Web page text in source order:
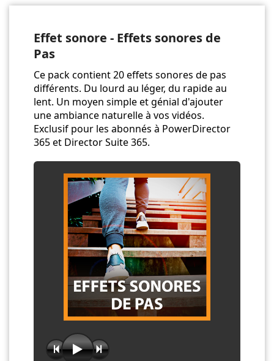
Effet sonore - Effets sonores de
Pas
Ce pack contient 20 effets sonores de pas
différents. Du lourd au léger, du rapide au
lent. Un moyen simple et génial d'ajouter
une ambiance naturelle à vos vidéos.
Exclusif pour les abonnés à PowerDirector
365 et Director Suite 365.